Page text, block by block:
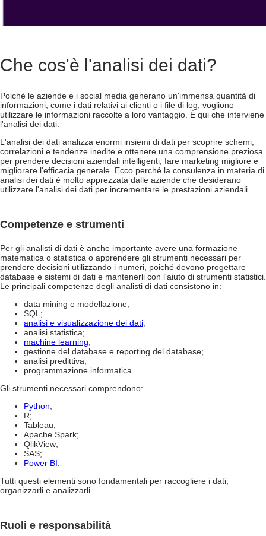
Che cos'è l'analisi dei dati?
Poiché le aziende e i social media generano un'immensa quantità di
informazioni, come i dati relativi ai clienti o i file di log, vogliono
utilizzare le informazioni raccolte a loro vantaggio. È qui che interviene
l'analisi dei dati.
L'analisi dei dati analizza enormi insiemi di dati per scoprire schemi,
correlazioni e tendenze inedite e ottenere una comprensione preziosa
per prendere decisioni aziendali intelligenti, fare marketing migliore e
migliorare l'efficacia generale. Ecco perché la consulenza in materia di
analisi dei dati è molto apprezzata dalle aziende che desiderano
utilizzare l'analisi dei dati per incrementare le prestazioni aziendali.
Competenze e strumenti
Per gli analisti di dati è anche importante avere una formazione
matematica o statistica o apprendere gli strumenti necessari per
prendere decisioni utilizzando i numeri, poiché devono progettare
database e sistemi di dati e mantenerli con l'aiuto di strumenti statistici.
Le principali competenze degli analisti di dati consistono in:
data mining e modellazione;
SQL;
analisi e visualizzazione dei dati;
analisi statistica;
machine learning;
gestione del database e reporting del database;
analisi predittiva;
programmazione informatica.
Gli strumenti necessari comprendono:
Python;
R;
Tableau;
Apache Spark;
QlikView;
SAS;
Power BI
Tutti questi elementi sono fondamentali per raccogliere i dati,
organizzarli e analizzarli.
Ruoli e responsabilità